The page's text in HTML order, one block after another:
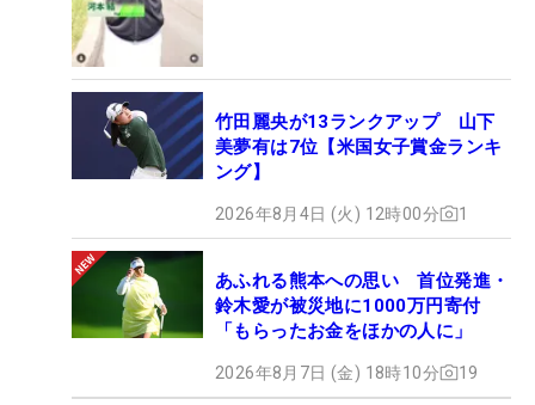
竹田麗央が13ランクアップ 山下
美夢有は7位【米国女子賞金ランキ
ング】
2026年8月4日 (火) 12時00分 1
あふれる熊本への思い 首位発進・
鈴木愛が被災地に1000万円寄付
「もらったお金をほかの人に」
2026年8月7日 (金) 18時10分 19